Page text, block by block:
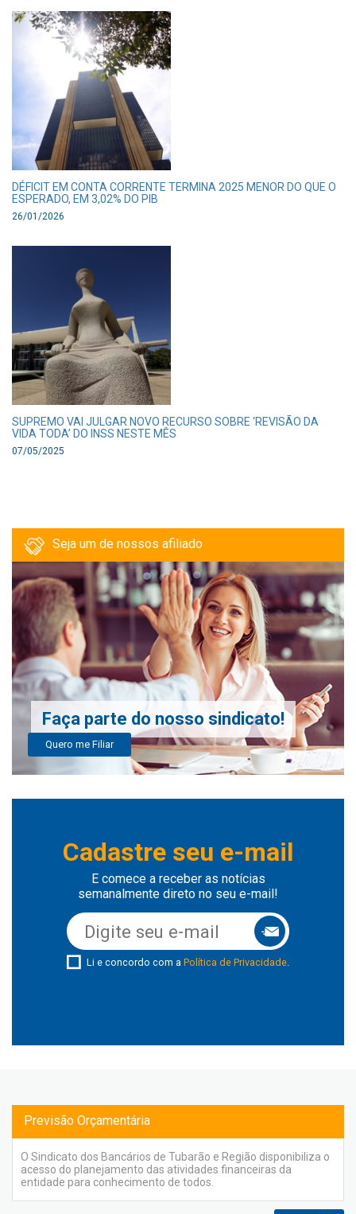
DÉFICIT EM CONTA CORRENTE TERMINA 2025 MENOR DO QUE O
ESPERADO, EM 3,02% DO PIB
26/01/2026
SUPREMO VAI JULGAR NOVO RECURSO SOBRE ‘REVISÃO DA
VIDA TODA’ DO INSS NESTE MÊS
07/05/2025
Seja um de nossos afiliado
Faça parte do nosso sindicato!
Quero me Filiar
Cadastre seu e-mail
E comece a receber as notícias
semanalmente direto no seu e-mail!
Li e concordo com a Política de Privacidade.
Previsão Orçamentária
O Sindicato dos Bancários de Tubarão e Região disponibiliza o
acesso do planejamento das atividades financeiras da
entidade para conhecimento de todos.